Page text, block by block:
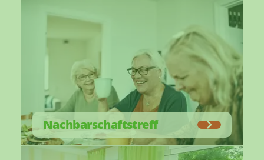
Nachbarschaftstreff